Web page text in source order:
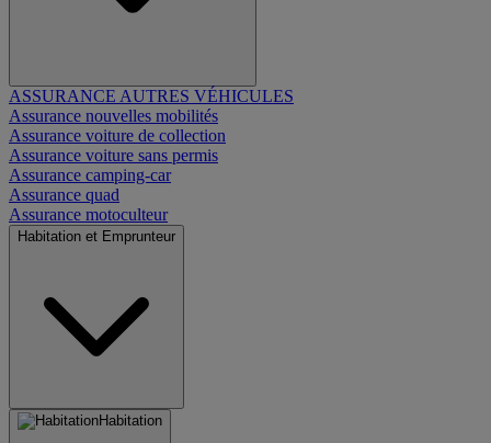
ASSURANCE AUTRES VÉHICULES
Assurance nouvelles mobilités
Assurance voiture de collection
Assurance voiture sans permis
Assurance camping-car
Assurance quad
Assurance motoculteur
Habitation et Emprunteur
Habitation